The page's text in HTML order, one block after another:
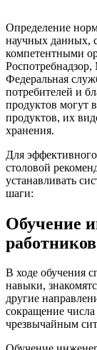
Определение
научных данных,
компетентными
Федеральная
потребителей и
продуктов могут
продуктов, их
хранения.
Для
столовой
устанавливать
шаги:
Обучение
работников
В ходе обучения
навыки,
другие
сокращение
чрезвычайным